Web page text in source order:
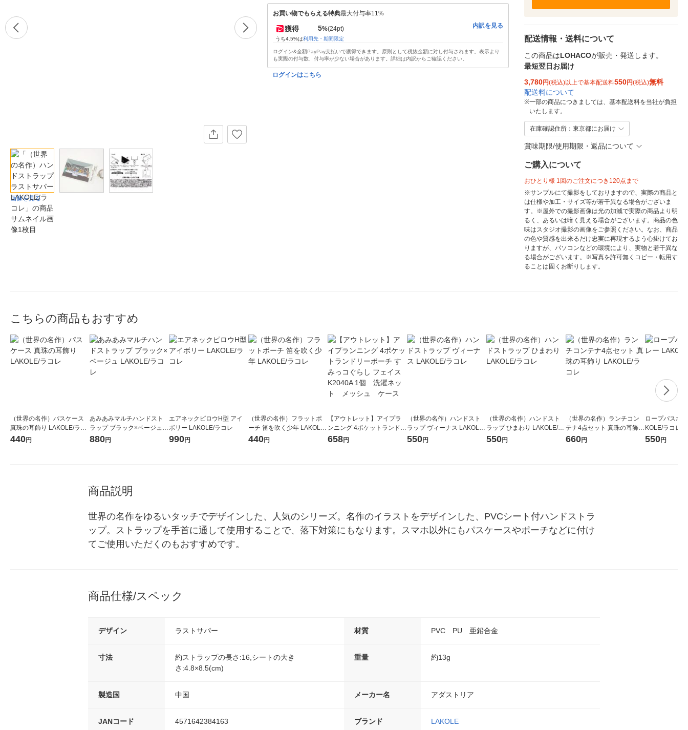
画像を見る
お買い物でもらえる特典最大付与率11%
獲得 5%(24pt)
うち4.5%は利用先・期間限定
内訳を見る
ログイン&全額PayPay支払いで獲得できます。原則として税抜金額に対し付与されます。表示より
も実際の付与数、付与率が少ない場合があります。詳細は内訳からご確認ください。
ログインはこちら
配送情報・送料について
この商品はLOHACOが販売・発送します。
最短翌日お届け
3,780円(税込)以上で基本配送料550円(税込)無料
配送料について
※一部の商品につきましては、基本配送料を当社が負担
いたします。
在庫確認住所：東京都にお届け
賞味期限/使用期限・返品について
ご購入について
おひとり様 1回のご注文につき120点まで
※サンプルにて撮影をしておりますので、実際の商品と
は仕様や加工・サイズ等が若干異なる場合がございま
す。※屋外での撮影画像は光の加減で実際の商品より明
るく、あるいは暗く見える場合がございます。商品の色
味はスタジオ撮影の画像をご参照ください。なお、商品
の色や質感を出来るだけ忠実に再現するよう心掛けてお
りますが、パソコンなどの環境により、実物と若干異な
る場合がございます。※写真を許可無くコピー・転用す
ることは固くお断りします。
こちらの商品もおすすめ
（世界の名作）パスケース
真珠の耳飾り LAKOLE/ラコ
レ
440円
あみあみマルチハンドスト
ラップ ブラック×ベージュ L
AKOLE/ラコレ
880円
エアネックピロウH型 アイ
ボリー LAKOLE/ラコレ
990円
（世界の名作）フラットポ
ーチ 笛を吹く少年 LAKOLE/
ラコレ
440円
【アウトレット】アイプラ
ンニング 4ポケットランドリ
ーポーチ すみっコぐらし フ
658円
（世界の名作）ハンドスト
ラップ ヴィーナス LAKOLE/
ラコレ
550円
（世界の名作）ハンドスト
ラップ ひまわり LAKOLE/ラ
コレ
550円
（世界の名作）ランチコン
テナ4点セット 真珠の耳飾り
LAKOLE/ラコレ
660円
ロープパスポ
KOLE/ラコレ
550円
商品説明
世界の名作をゆるいタッチでデザインした、人気のシリーズ。名作のイラストをデザインした、PVCシート付ハンドストラ
ップ。ストラップを手首に通して使用することで、落下対策にもなります。スマホ以外にもパスケースやポーチなどに付け
てご使用いただくのもおすすめです。
商品仕様/スペック
デザイン ラストサパー 材質 PVC PU 亜鉛合金
寸法
約ストラップの長さ:16,シートの大き
さ:4.8×8.5(cm)
重量 約13g
製造国 中国 メーカー名 アダストリア
JANコード 4571642384163 ブランド LAKOLE